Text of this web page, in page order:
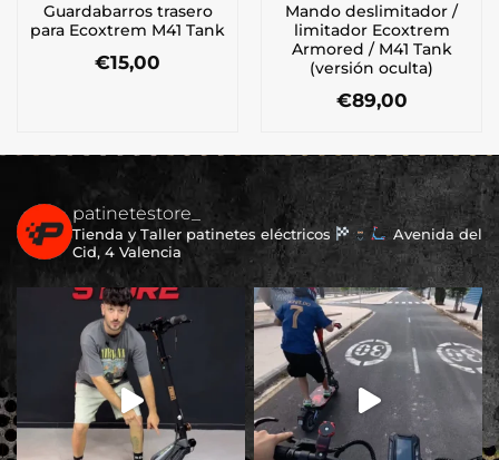
Guardabarros trasero
para Ecoxtrem M41 Tank
€15,00
Mando deslimitador /
limitador Ecoxtrem
Armored / M41 Tank
(versión oculta)
€89,00
patinetestore_
Tienda y Taller patinetes eléctricos
Avenida del
Cid, 4 Valencia